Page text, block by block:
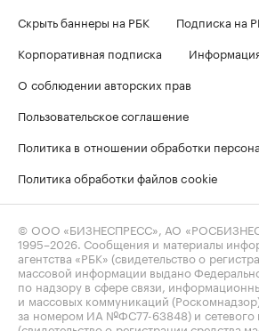
Скрыть баннеры на РБК
Подписка на
Корпоративная подписка
О соблюдении авторских прав
Пользовательское соглашение
Политика в отношении обработки
Политика обработки файлов cookie
© ООО «БИЗНЕСПРЕСС», АО
1995–2026 . Сообщения и материалы
агентства «РБК» (свидетельство о
массовой информации выдано
по надзору в сфере связи,
и массовых коммуникаций
за номером ИА №ФС77-63848) и сетевого